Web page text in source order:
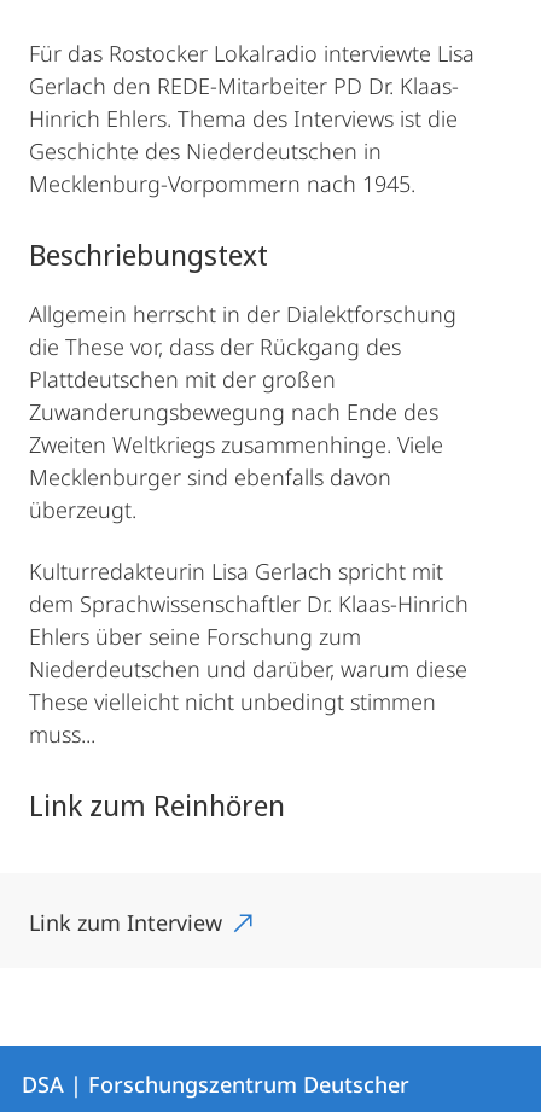
Für das Rostocker Lokalradio interviewte Lisa
Gerlach den REDE-Mitarbeiter PD Dr. Klaas-
Hinrich Ehlers. Thema des Interviews ist die
Geschichte des Niederdeutschen in
Mecklenburg-Vorpommern nach 1945.
Beschriebungstext
Allgemein herrscht in der Dialektforschung
die These vor, dass der Rückgang des
Plattdeutschen mit der großen
Zuwanderungsbewegung nach Ende des
Zweiten Weltkriegs zusammenhinge. Viele
Mecklenburger sind ebenfalls davon
überzeugt.
Kulturredakteurin Lisa Gerlach spricht mit
dem Sprachwissenschaftler Dr. Klaas-Hinrich
Ehlers über seine Forschung zum
Niederdeutschen und darüber, warum diese
These vielleicht nicht unbedingt stimmen
muss...
Link zum Reinhören
Link zum Interview
Kontakt
Kontaktinformationen
DSA | Forschungszentrum Deutscher